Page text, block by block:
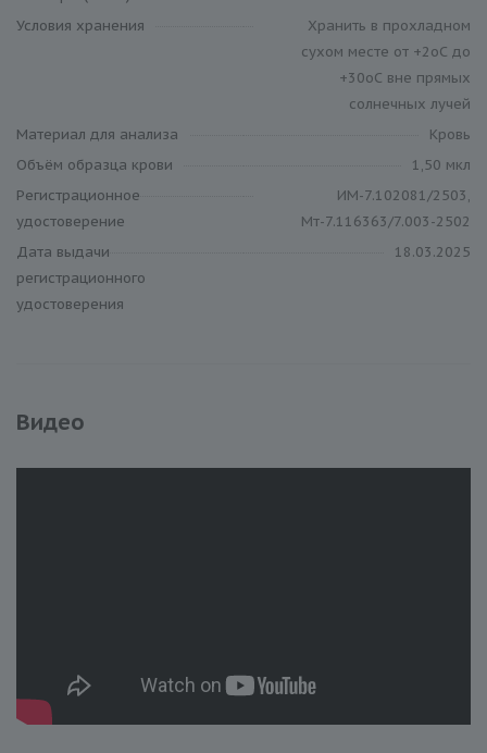
Условия хранения
Хранить в прохладном
сухом месте от +2оС до
+30оС вне прямых
солнечных лучей
Материал для анализа
Кровь
Объём образца крови
1,50 мкл
Регистрационное
удостоверение
ИМ-7.102081/2503,
Мт-7.116363/7.003-2502
Дата выдачи
регистрационного
удостоверения
18.03.2025
Видео